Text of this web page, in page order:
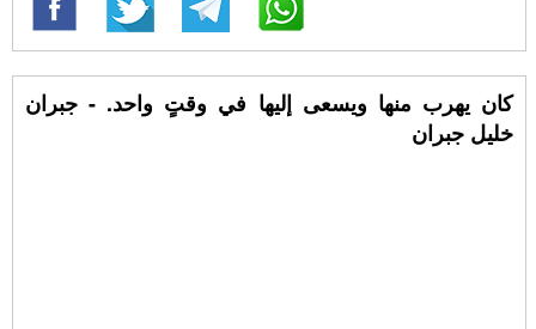
كان يهرب منها ويسعى إليها في وقتٍ واحد. - جبران
خليل جبران